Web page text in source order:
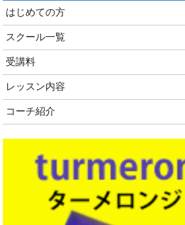
はじめての方
スクール一覧
受講料
レッスン内容
コーチ紹介